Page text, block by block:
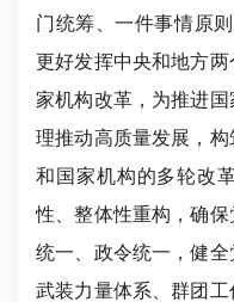
门统筹、一件事情原
更好发挥中央和地方
家机构改革，为推进
理推动高质量发展，
和国家机构的多轮改
性、整体性重构，确
统一、政令统一，健全
武装力量体系、群团